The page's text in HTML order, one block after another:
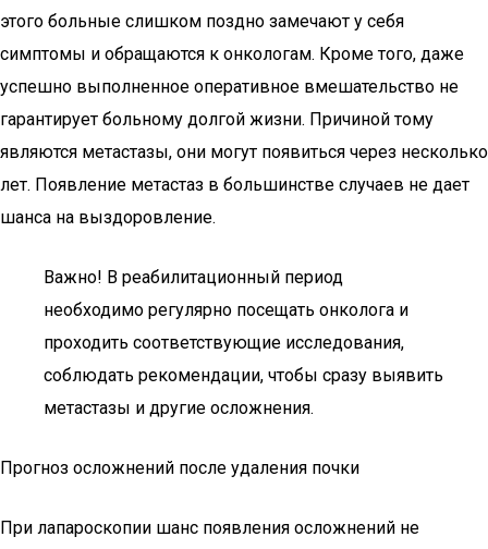
этого больные слишком поздно замечают у себя
симптомы и обращаются к онкологам. Кроме того, даже
успешно выполненное оперативное вмешательство не
гарантирует больному долгой жизни. Причиной тому
являются метастазы, они могут появиться через несколько
лет. Появление метастаз в большинстве случаев не дает
шанса на выздоровление.
Важно! В реабилитационный период
необходимо регулярно посещать онколога и
проходить соответствующие исследования,
соблюдать рекомендации, чтобы сразу выявить
метастазы и другие осложнения.
Прогноз осложнений после удаления почки
При лапароскопии шанс появления осложнений не